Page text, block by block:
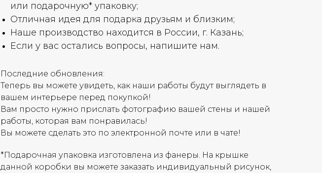
или подарочную* упаковку;
Отличная идея для подарка друзьям и близким;
Наше производство находится в России, г. Казань;
Если у вас остались вопросы, напишите нам.
Последние обновления:
Теперь вы можете увидеть, как наши работы будут выглядеть в
вашем интерьере перед покупкой!
Вам просто нужно прислать фотографию вашей стены и нашей
работы, которая вам понравилась!
Вы можете сделать это по электронной почте или в чате!
*Подарочная упаковка изготовлена из фанеры. На крышке
данной коробки вы можете заказать индивидуальный рисунок,